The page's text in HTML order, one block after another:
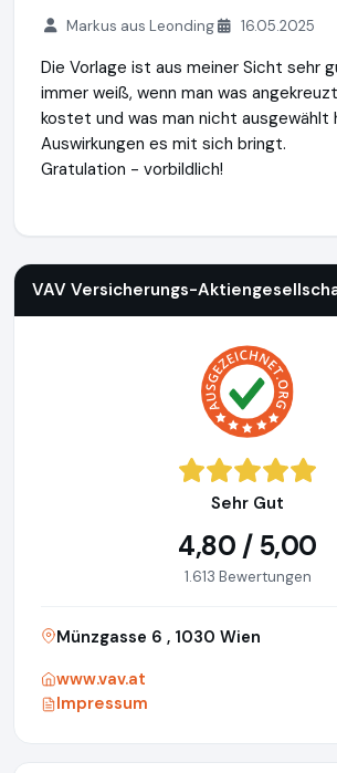
Markus aus Leonding 16.05.2025
Die Vorlage ist aus meiner Sicht sehr
immer weiß, wenn man was
kostet und was man nicht ausgewählt
Auswirkungen es mit sich bringt.
Gratulation - vorbildlich!
VAV Versicherungs-
Sehr Gut
4,80 / 5,00
1.613 Bewertungen
Münzgasse 6 , 1030 Wien
www.vav.at
Impressum